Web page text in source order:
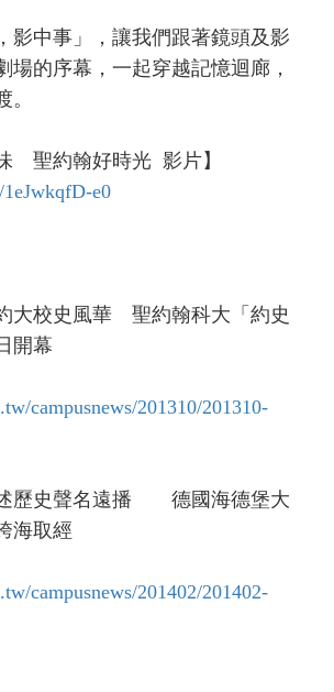
中事」，讓我們跟著鏡頭及影
場的序幕，一起穿越記憶迴廊，
約翰好時光 影片】
e0
校史風華 聖約翰科大「約史
開幕
campusnews/201310/201310-
史聲名遠播 德國海德堡大
海取經
campusnews/201402/201402-